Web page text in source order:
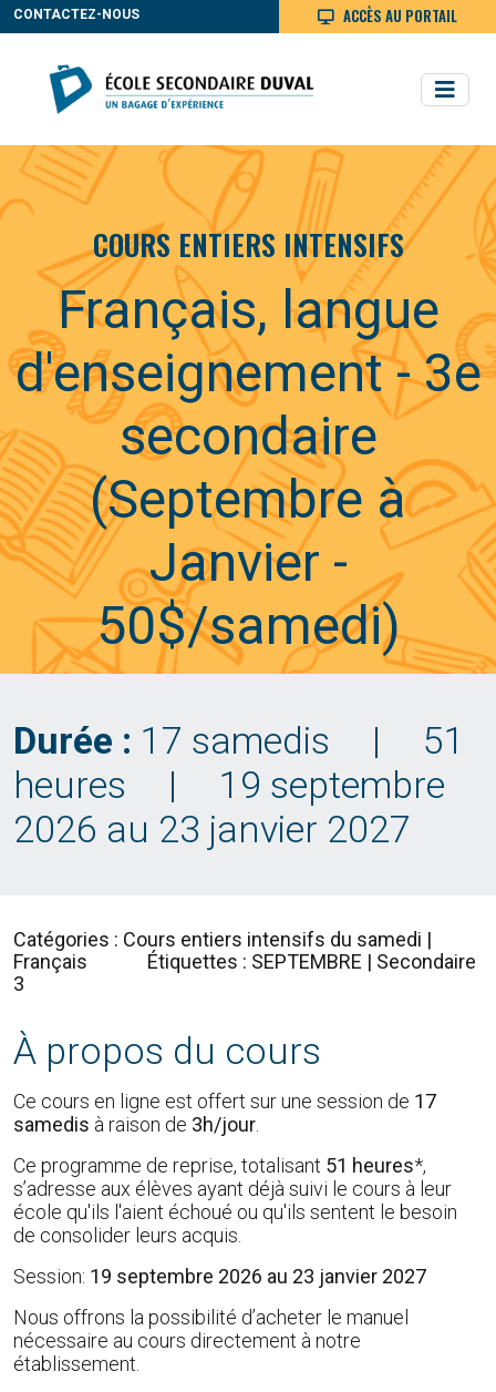
CONTACTEZ-NOUS ACCÈS AU PORTAIL
COURS ENTIERS INTENSIFS
Français, langue
d'enseignement - 3e
secondaire
(Septembre à
Janvier -
50$/samedi)
Durée : 17 samedis |
51
heures
|
19 septembre
2026 au 23 janvier 2027
Catégories : Cours entiers intensifs du samedi |
Français
Étiquettes : SEPTEMBRE | Secondaire
3
À propos du cours
Ce cours en ligne est offert sur une session de 17
samedis à raison de 3h/jour
Ce programme de reprise, totalisant 51 heures*,
s’adresse aux élèves ayant déjà suivi le cours à leur
école qu'ils l'aient échoué ou qu'ils sentent le besoin
de consolider leurs acquis.
Session: 19 septembre 2026 au 23 janvier 2027
Nous offrons la possibilité d’acheter le manuel
nécessaire au cours directement à notre
établissement.